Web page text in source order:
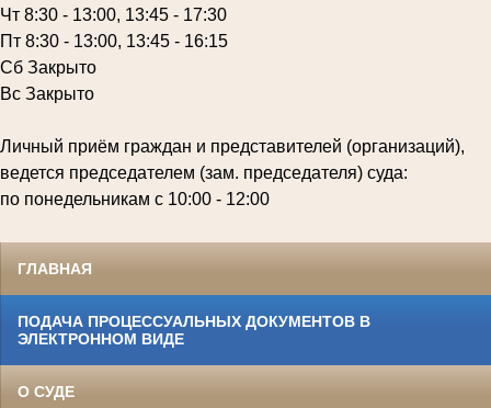
Чт 8:30 - 13:00, 13:45 - 17:30
Пт 8:30 - 13:00, 13:45 - 16:15
Сб Закрыто
Вс Закрыто
Личный приём граждан и представителей (организаций),
ведется председателем (зам. председателя) суда:
по понедельникам с 10:00 - 12:00
ГЛАВНАЯ
ПОДАЧА ПРОЦЕССУАЛЬНЫХ ДОКУМЕНТОВ В
ЭЛЕКТРОННОМ ВИДЕ
О СУДЕ